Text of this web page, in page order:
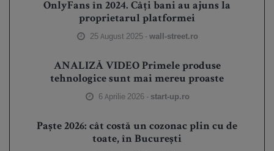
OnlyFans în 2024. Câți bani au ajuns la
proprietarul platformei
25 August 2025 -wall-street.ro
ANALIZĂ VIDEO Primele produse
tehnologice sunt mai mereu proaste
6 Aprilie 2026 - start-up.ro
Paște 2026: cât costă un cozonac plin cu de
toate, în București